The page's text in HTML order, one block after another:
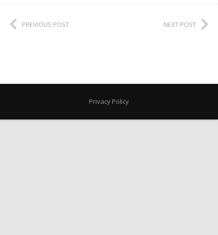
PREVIOUS POST NEXT POST
Privacy Policy